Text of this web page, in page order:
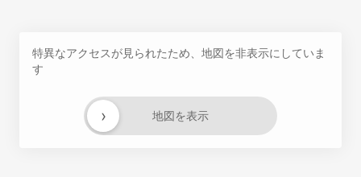
特異なアクセスが見られたため、地図を非表示にしていま
す
地図を表示
›